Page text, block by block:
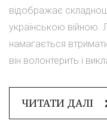
відображає
українською війною.
намагається
він волонтерить і
ЧИТАТИ ДАЛІ